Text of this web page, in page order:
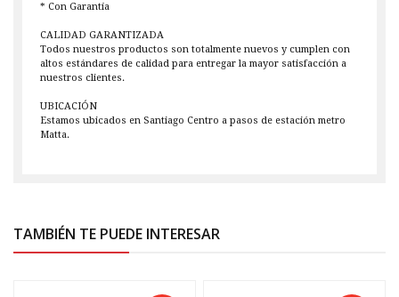
* Con Garantía
CALIDAD GARANTIZADA
Todos nuestros productos son totalmente nuevos y cumplen con
altos estándares de calidad para entregar la mayor satisfacción a
nuestros clientes.
UBICACIÓN
Estamos ubicados en Santiago Centro a pasos de estación metro
Matta.
TAMBIÉN TE PUEDE INTERESAR